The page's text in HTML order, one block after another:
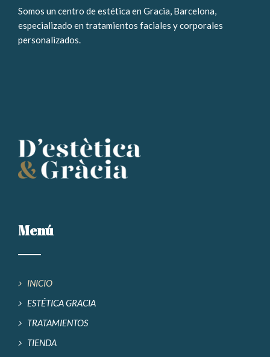
Somos un centro de estética en Gracia, Barcelona,
especializado en tratamientos faciales y corporales
personalizados.
Menú
INICIO
ESTÉTICA GRACIA
TRATAMIENTOS
TIENDA